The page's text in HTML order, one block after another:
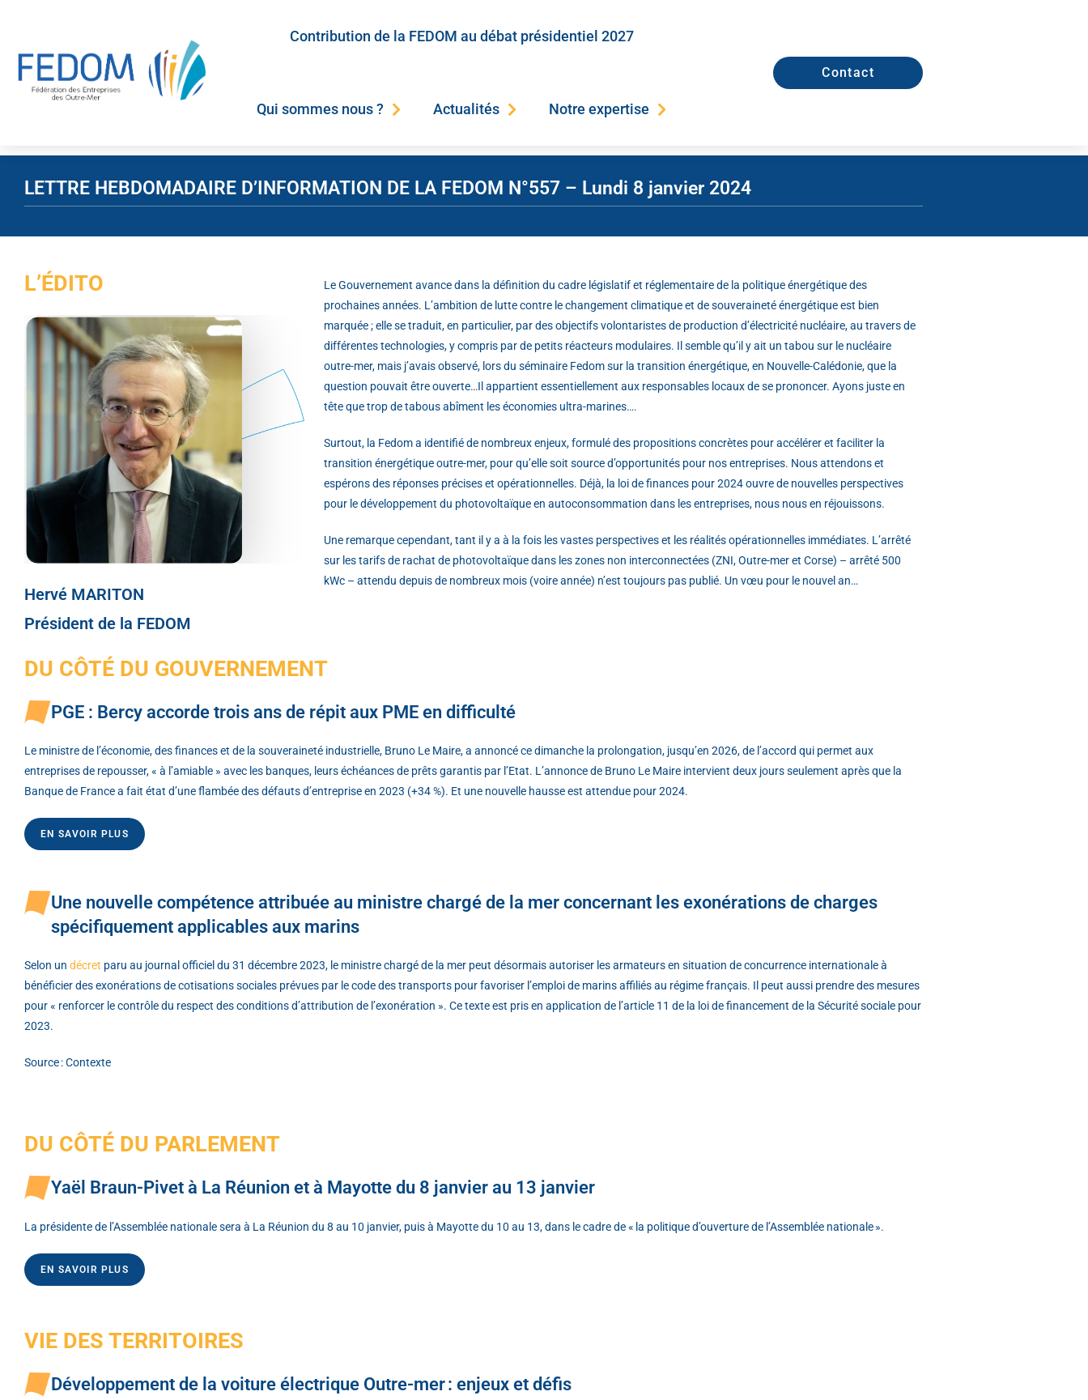
Contribution de la FEDOM au débat présidentiel 2027
Qui sommes nous ? Actualités Notre expertise
Contact
LETTRE HEBDOMADAIRE D’INFORMATION DE LA FEDOM N°557 – Lundi 8 janvier 2024
L’ÉDITO
Hervé MARITON
Président de la FEDOM
Le Gouvernement avance dans la définition du cadre législatif et réglementaire de la politique énergétique des
prochaines années. L’ambition de lutte contre le changement climatique et de souveraineté énergétique est bien
marquée ; elle se traduit, en particulier, par des objectifs volontaristes de production d’électricité nucléaire, au travers de
différentes technologies, y compris par de petits réacteurs modulaires. Il semble qu’il y ait un tabou sur le nucléaire
outre-mer, mais j’avais observé, lors du séminaire Fedom sur la transition énergétique, en Nouvelle-Calédonie, que la
question pouvait être ouverte…Il appartient essentiellement aux responsables locaux de se prononcer. Ayons juste en
tête que trop de tabous abîment les économies ultra-marines….
Surtout, la Fedom a identifié de nombreux enjeux, formulé des propositions concrètes pour accélérer et faciliter la
transition énergétique outre-mer, pour qu’elle soit source d’opportunités pour nos entreprises. Nous attendons et
espérons des réponses précises et opérationnelles. Déjà, la loi de finances pour 2024 ouvre de nouvelles perspectives
pour le développement du photovoltaïque en autoconsommation dans les entreprises, nous nous en réjouissons.
Une remarque cependant, tant il y a à la fois les vastes perspectives et les réalités opérationnelles immédiates. L’arrêté
sur les tarifs de rachat de photovoltaïque dans les zones non interconnectées (ZNI, Outre-mer et Corse) – arrêté 500
kWc – attendu depuis de nombreux mois (voire année) n’est toujours pas publié. Un vœu pour le nouvel an…
DU CÔTÉ DU GOUVERNEMENT
PGE : Bercy accorde trois ans de répit aux PME en difficulté
Le ministre de l’économie, des finances et de la souveraineté industrielle, Bruno Le Maire, a annoncé ce dimanche la prolongation, jusqu’en 2026, de l’accord qui permet aux
entreprises de repousser, « à l’amiable » avec les banques, leurs échéances de prêts garantis par l’Etat. L’annonce de Bruno Le Maire intervient deux jours seulement après que la
Banque de France a fait état d’une flambée des défauts d’entreprise en 2023 (+34 %). Et une nouvelle hausse est attendue pour 2024.
EN SAVOIR PLUS
Une nouvelle compétence attribuée au ministre chargé de la mer concernant les exonérations de charges
spécifiquement applicables aux marins
Selon un décret paru au journal officiel du 31 décembre 2023, le ministre chargé de la mer peut désormais autoriser les armateurs en situation de concurrence internationale à
bénéficier des exonérations de cotisations sociales prévues par le code des transports pour favoriser l’emploi de marins affiliés au régime français. Il peut aussi prendre des mesures
pour « renforcer le contrôle du respect des conditions d’attribution de l’exonération ». Ce texte est pris en application de l’article 11 de la loi de financement de la Sécurité sociale pour
2023.
Source : Contexte
DU CÔTÉ DU PARLEMENT
Yaël Braun-Pivet à La Réunion et à Mayotte du 8 janvier au 13 janvier
La présidente de l’Assemblée nationale sera à La Réunion du 8 au 10 janvier, puis à Mayotte du 10 au 13, dans le cadre de « la politique d’ouverture de l’Assemblée nationale ».
EN SAVOIR PLUS
VIE DES TERRITOIRES
Développement de la voiture électrique Outre-mer : enjeux et défis